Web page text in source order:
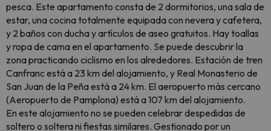
pesca. Este apartamento consta de 2 dormitorios, una sala de
estar, una cocina totalmente equipada con nevera y cafetera,
y 2 baños con ducha y artículos de aseo gratuitos. Hay toallas
y ropa de cama en el apartamento. Se puede descubrir la
zona practicando ciclismo en los alrededores. Estación de tren
Canfranc está a 23 km del alojamiento, y Real Monasterio de
San Juan de la Peña está a 24 km. El aeropuerto más cercano
(Aeropuerto de Pamplona) está a 107 km del alojamiento.
En este alojamiento no se pueden celebrar despedidas de
soltero o soltera ni fiestas similares. Gestionado por un